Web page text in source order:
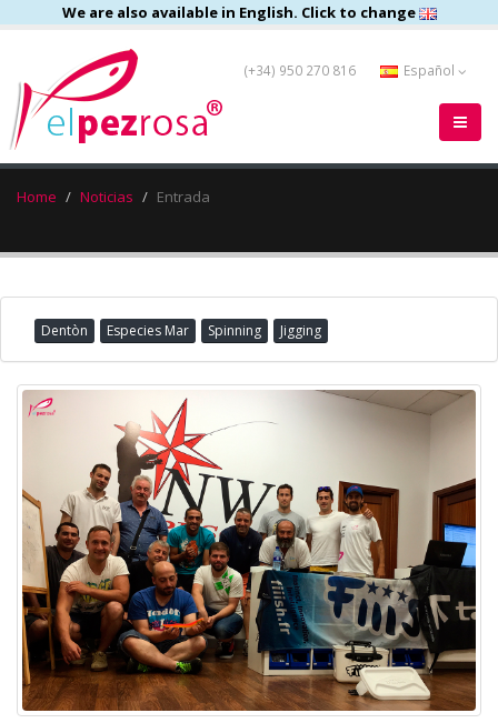
We are also available in English. Click to change
(+34) 950 270 816 Español
Home Noticias Entrada
Dentòn Especies Mar Spinning Jigging